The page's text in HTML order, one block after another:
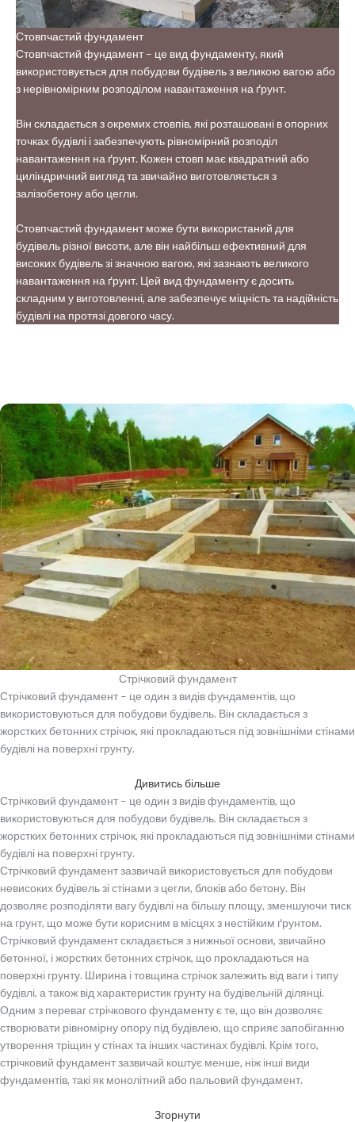
Стовпчастий фундамент
Стовпчастий фундамент – це вид фундаменту, який
використовується для побудови будівель з великою вагою або
з нерівномірним розподілом навантаження на ґрунт.
Він складається з окремих стовпів, які розташовані в опорних
точках будівлі і забезпечують рівномірний розподіл
навантаження на ґрунт. Кожен стовп має квадратний або
циліндричний вигляд та звичайно виготовляється з
залізобетону або цегли.
Стовпчастий фундамент може бути використаний для
будівель різної висоти, але він найбільш ефективний для
високих будівель зі значною вагою, які зазнають великого
навантаження на ґрунт. Цей вид фундаменту є досить
складним у виготовленні, але забезпечує міцність та надійність
будівлі на протязі довгого часу.
Стрічковий фундамент
Стрічковий фундамент – це один з видів фундаментів, що
використовуються для побудови будівель. Він складається з
жорстких бетонних стрічок, які прокладаються під зовнішніми стінами
будівлі на поверхні грунту.
Дивитись більше
Стрічковий фундамент – це один з видів фундаментів, що
використовуються для побудови будівель. Він складається з
жорстких бетонних стрічок, які прокладаються під зовнішніми стінами
будівлі на поверхні грунту.
Стрічковий фундамент зазвичай використовується для побудови
невисоких будівель зі стінами з цегли, блоків або бетону. Він
дозволяє розподіляти вагу будівлі на більшу площу, зменшуючи тиск
на грунт, що може бути корисним в місцях з нестійким ґрунтом.
Стрічковий фундамент складається з нижньої основи, звичайно
бетонної, і жорстких бетонних стрічок, що прокладаються на
поверхні грунту. Ширина і товщина стрічок залежить від ваги і типу
будівлі, а також від характеристик грунту на будівельній ділянці.
Одним з переваг стрічкового фундаменту є те, що він дозволяє
створювати рівномірну опору під будівлею, що сприяє запобіганню
утворення тріщин у стінах та інших частинах будівлі. Крім того,
стрічковий фундамент зазвичай коштує менше, ніж інші види
фундаментів, такі як монолітний або пальовий фундамент.
Згорнути